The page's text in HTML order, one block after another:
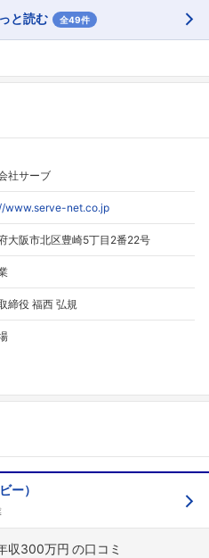
と読む 全49件
社サーブ
www.serve-net.co.jp
大阪市北区豊崎5丁目2番22号
締役 福西 弘規
ー）
収300万円